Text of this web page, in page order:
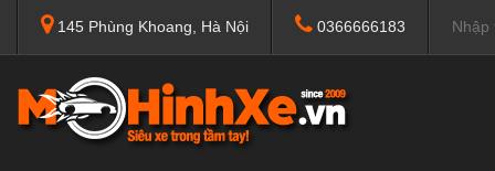
145 Phùng Khoang, Hà Nội 0366666183